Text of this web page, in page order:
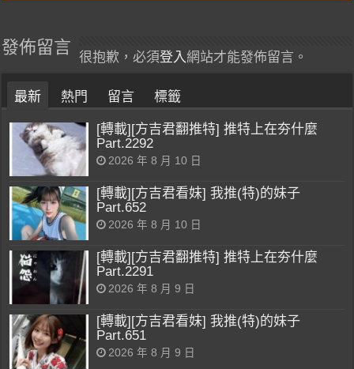
發佈留言
很抱歉，必須登入網站才能發佈留言。
最新 熱門 留言 標籤
[轉載][方吉君翻推特] 推特上在夯什麼
Part.2292
2026 年 8 月 10 日
[轉載][方吉君看妹] 我推(特)的妹子
Part.652
2026 年 8 月 10 日
[轉載][方吉君翻推特] 推特上在夯什麼
Part.2291
2026 年 8 月 9 日
[轉載][方吉君看妹] 我推(特)的妹子
Part.651
2026 年 8 月 9 日